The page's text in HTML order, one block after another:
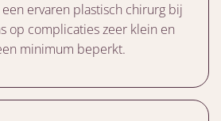
ervaren plastisch chirurg bij
op complicaties zeer klein en
minimum beperkt.